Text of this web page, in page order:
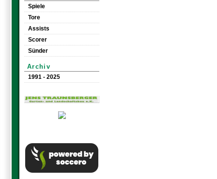
Spiele
Tore
Assists
Scorer
Sünder
Archiv
1991 - 2025